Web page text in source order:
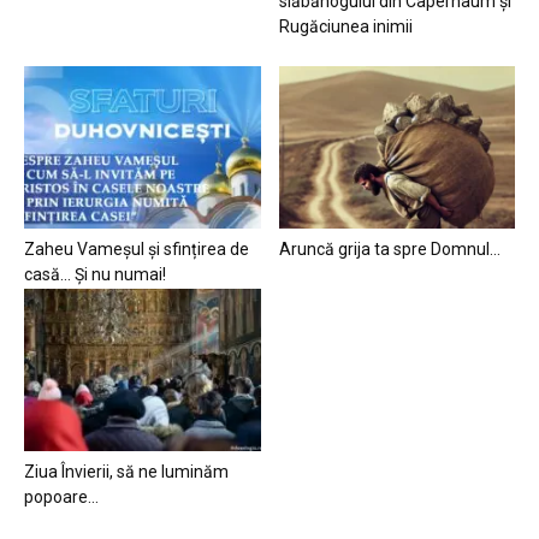
Rugăciunea inimii
Zaheu Vameșul și sfințirea de
casă… Și nu numai!
Aruncă grija ta spre Domnul…
Ziua Învierii, să ne luminăm
popoare…